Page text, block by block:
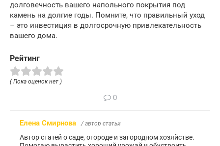
долговечность вашего напольного покрытия под
камень на долгие годы. Помните, что правильный уход
– это инвестиция в долгосрочную привлекательность
вашего дома.
Рейтинг
( Пока оценок нет )
0
Елена Смирнова / автор статьи
Автор статей о саде, огороде и загородном хозяйстве.